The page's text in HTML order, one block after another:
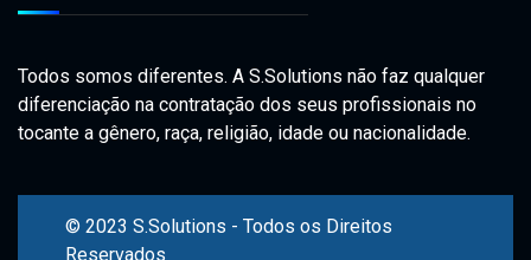
Todos somos diferentes. A S.Solutions não faz qualquer
diferenciação na contratação dos seus profissionais no
tocante a gênero, raça, religião, idade ou nacionalidade.
© 2023 S.Solutions - Todos os Direitos
Reservados